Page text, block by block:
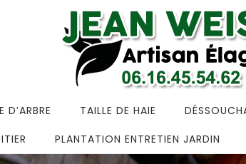
D’ARBRE TAILLE DE HAIE
PLANTATION ENTRETIEN JARDIN